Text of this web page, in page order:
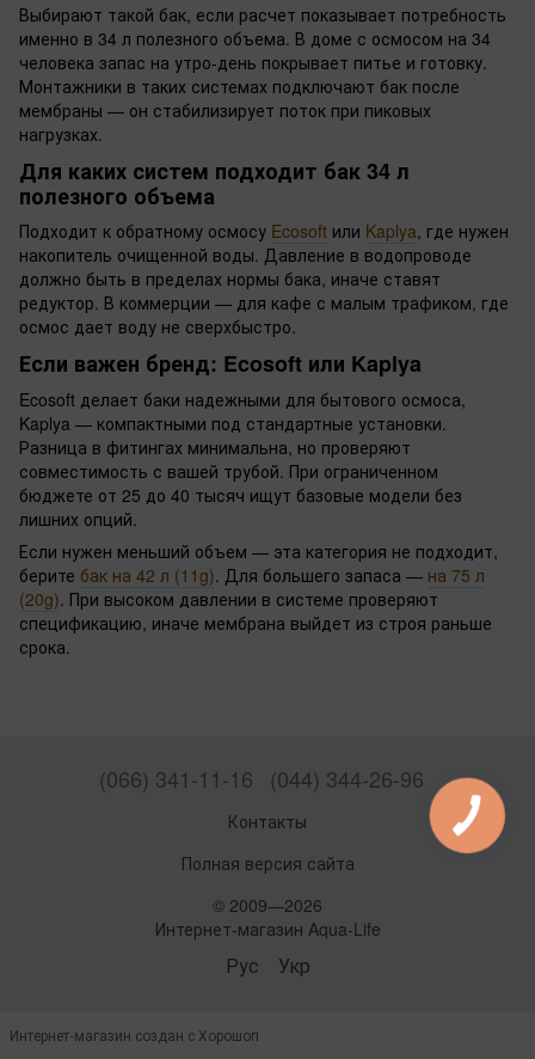
Выбирают такой бак, если расчет показывает потребность
именно в 34 л полезного объема. В доме с осмосом на 34
человека запас на утро-день покрывает питье и готовку.
Монтажники в таких системах подключают бак после
мембраны — он стабилизирует поток при пиковых
нагрузках.
Для каких систем подходит бак 34 л
полезного объема
Подходит к обратному осмосу Ecosoft или Kaplya, где нужен
накопитель очищенной воды. Давление в водопроводе
должно быть в пределах нормы бака, иначе ставят
редуктор. В коммерции — для кафе с малым трафиком, где
осмос дает воду не сверхбыстро.
Если важен бренд: Ecosoft или Kaplya
Ecosoft делает баки надежными для бытового осмоса,
Kaplya — компактными под стандартные установки.
Разница в фитингах минимальна, но проверяют
совместимость с вашей трубой. При ограниченном
бюджете от 25 до 40 тысяч ищут базовые модели без
лишних опций.
Если нужен меньший объем — эта категория не подходит,
берите бак на 42 л (11g). Для большего запаса — на 75 л
(20g). При высоком давлении в системе проверяют
спецификацию, иначе мембрана выйдет из строя раньше
срока.
(066) 341-11-16 (044) 344-26-96
Контакты
Полная версия сайта
© 2009—2026
Интернет-магазин Aqua-Life
Рус Укр
Интернет-магазин создан с Хорошоп